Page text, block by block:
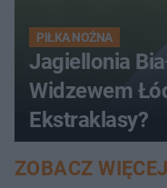
PIŁKA NOŻNA
Jagiellonia
Widzewem
Ekstraklasy?
ZOBACZ WIĘCEJ